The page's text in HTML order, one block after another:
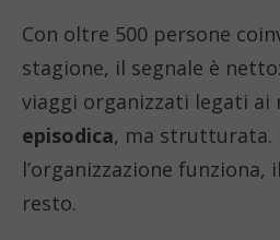
Con oltre 500 persone
stagione, il segnale è
viaggi organizzati legati ai
episodica, ma strutturata.
l’organizzazione funziona,
resto.